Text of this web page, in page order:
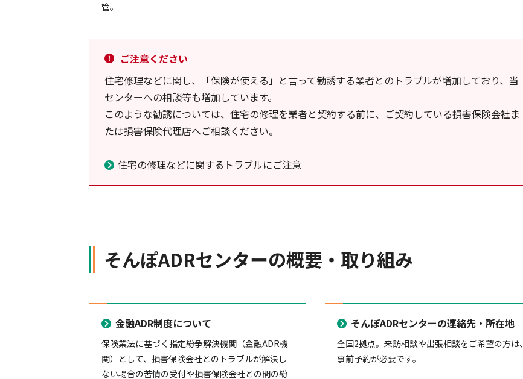
管。
ご注意ください
住宅修理などに関し、「保険が使える」と言って勧誘する業者とのトラブルが増加しており、当
センターへの相談等も増加しています。
このような勧誘については、住宅の修理を業者と契約する前に、ご契約している損害保険会社ま
たは損害保険代理店へご相談ください。
住宅の修理などに関するトラブルにご注意
そんぽADRセンターの概要・取り組み
金融ADR制度について
保険業法に基づく指定紛争解決機関（金融ADR機
関）として、損害保険会社とのトラブルが解決し
ない場合の苦情の受付や損害保険会社との間の紛
そんぽADRセンターの連絡先・所在地
全国2拠点。来訪相談や出張相談をご希望の方は、
事前予約が必要です。